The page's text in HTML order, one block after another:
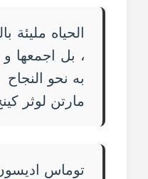
الحياه مليئة
، بل اجمعها
به نحو النجاح
مارتن لوثر
توماس